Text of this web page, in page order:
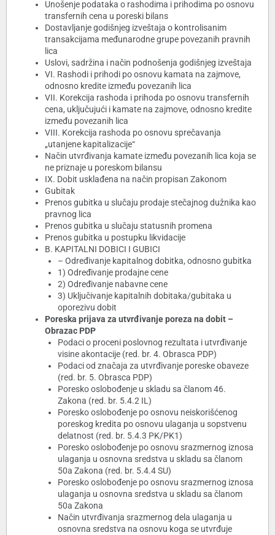
Unošenje podataka o rashodima i prihodima po osnovu
transfernih cena u poreski bilans
Dostavljanje godišnjeg izveštaja o kontrolisanim
transakcijama međunarodne grupe povezanih pravnih
lica
Uslovi, sadržina i način podnošenja godišnjeg izveštaja
VI. Rashodi i prihodi po osnovu kamata na zajmove,
odnosno kredite između povezanih lica
VII. Korekcija rashoda i prihoda po osnovu transfernih
cena, uključujući i kamate na zajmove, odnosno kredite
između povezanih lica
VIII. Korekcija rashoda po osnovu sprečavanja
„utanjene kapitalizacije“
Način utvrđivanja kamate između povezanih lica koja se
ne priznaje u poreskom bilansu
IX. Dobit usklađena na način propisan Zakonom
Gubitak
Prenos gubitka u slučaju prodaje stečajnog dužnika kao
pravnog lica
Prenos gubitka u slučaju statusnih promena
Prenos gubitka u postupku likvidacije
B. KAPITALNI DOBICI I GUBICI
– Određivanje kapitalnog dobitka, odnosno gubitka
1) Određivanje prodajne cene
2) Određivanje nabavne cene
3) Uključivanje kapitalnih dobitaka/gubitaka u
oporezivu dobit
Poreska prijava za utvrđivanje poreza na dobit –
Obrazac PDP
Podaci o proceni poslovnog rezultata i utvrđivanje
visine akontacije (red. br. 4. Obrasca PDP)
Podaci od značaja za utvrđivanje poreske obaveze
(red. br. 5. Obrasca PDP)
Poresko oslobođenje u skladu sa članom 46.
Zakona (red. br. 5.4.2 IL)
Poresko oslobođenje po osnovu neiskorišćenog
poreskog kredita po osnovu ulaganja u sopstvenu
delatnost (red. br. 5.4.3 PK/PK1)
Poresko oslobođenje po osnovu srazmernog iznosa
ulaganja u osnovna sredstva u skladu sa članom
50a Zakona (red. br. 5.4.4 SU)
Poresko oslobođenje po osnovu srazmernog iznosa
ulaganja u osnovna sredstva u skladu sa članom
50a Zakona
Način utvrđivanja srazmernog dela ulaganja u
osnovna sredstva na osnovu koga se utvrđuje